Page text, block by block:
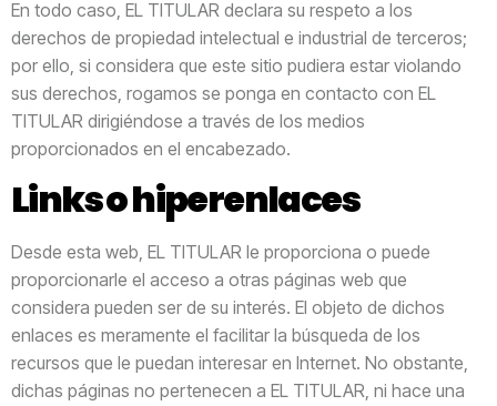
En todo caso, EL TITULAR declara su respeto a los
derechos de propiedad intelectual e industrial de terceros;
por ello, si considera que este sitio pudiera estar violando
sus derechos, rogamos se ponga en contacto con EL
TITULAR dirigiéndose a través de los medios
proporcionados en el encabezado.
Links o hiperenlaces
Desde esta web, EL TITULAR le proporciona o puede
proporcionarle el acceso a otras páginas web que
considera pueden ser de su interés. El objeto de dichos
enlaces es meramente el facilitar la búsqueda de los
recursos que le puedan interesar en Internet. No obstante,
dichas páginas no pertenecen a EL TITULAR, ni hace una